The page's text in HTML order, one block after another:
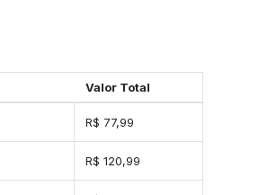
Valor Total
R$ 77,99
R$ 120,99